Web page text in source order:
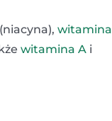
(niacyna), witamina
witamina A i